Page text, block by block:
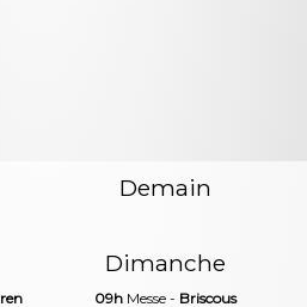
Demain
Dimanche
09hMesse - Briscous